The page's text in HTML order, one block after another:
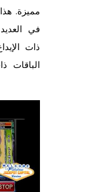
في
ذات
الباقات